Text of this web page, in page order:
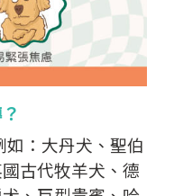
：大丹犬、聖伯
古代牧羊犬、德